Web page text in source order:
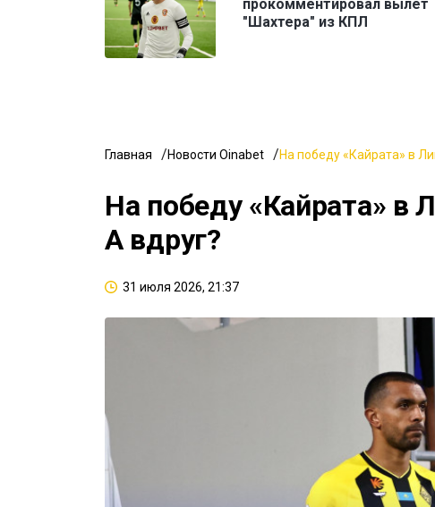
прокомментировал вылет
"Шахтера" из КПЛ
Главная Новости Oinabet На победу «Кайрата» в
На победу «Кайрата» в
А вдруг?
31 июля 2026, 21:37